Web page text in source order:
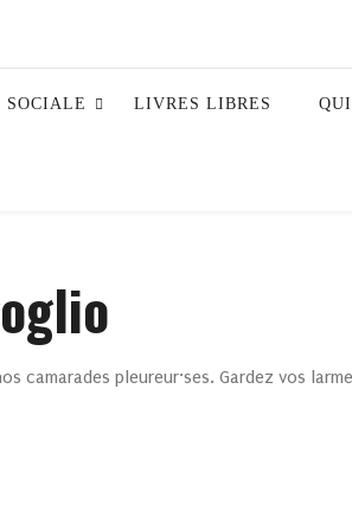
SOCIALE LIVRES LIBRES
camarades pleureur·ses. Gardez vos